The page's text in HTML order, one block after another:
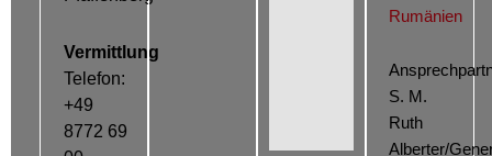
Vermittlung
Telefon:
+49
8772 69
Rumänien
S. M.
Ruth
Alberter/